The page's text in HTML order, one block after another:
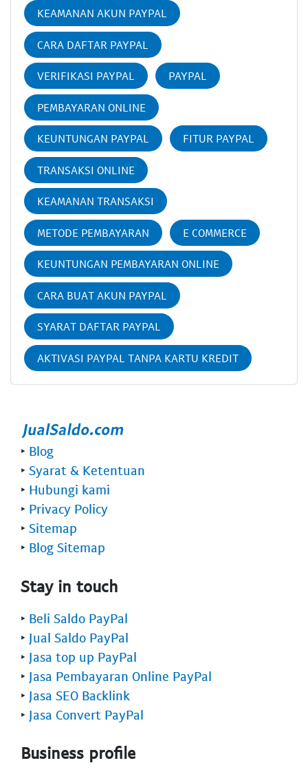
KEAMANAN AKUN PAYPAL
CARA DAFTAR PAYPAL
VERIFIKASI PAYPAL PAYPAL
PEMBAYARAN ONLINE
KEUNTUNGAN PAYPAL FITUR PAYPAL
TRANSAKSI ONLINE
KEAMANAN TRANSAKSI
METODE PEMBAYARAN E COMMERCE
KEUNTUNGAN PEMBAYARAN ONLINE
CARA BUAT AKUN PAYPAL
SYARAT DAFTAR PAYPAL
AKTIVASI PAYPAL TANPA KARTU KREDIT
‣ Blog
‣ Syarat & Ketentuan
‣ Hubungi kami
‣ Privacy Policy
‣ Sitemap
‣ Blog Sitemap
Stay in touch
‣ Beli Saldo PayPal
‣ Jual Saldo PayPal
‣ Jasa top up PayPal
‣ Jasa Pembayaran Online PayPal
‣ Jasa SEO Backlink
‣ Jasa Convert PayPal
Business profile